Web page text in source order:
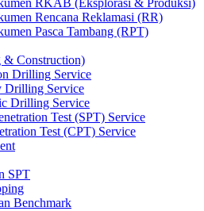
RKAB (Eksplorasi & Produksi)
Rencana Reklamasi (RR)
Pasca Tambang (RPT)
Construction)
Drilling Service
Drilling Service
Drilling Service
Test (SPT) Service
Test (CPT) Service
SPT
Benchmark